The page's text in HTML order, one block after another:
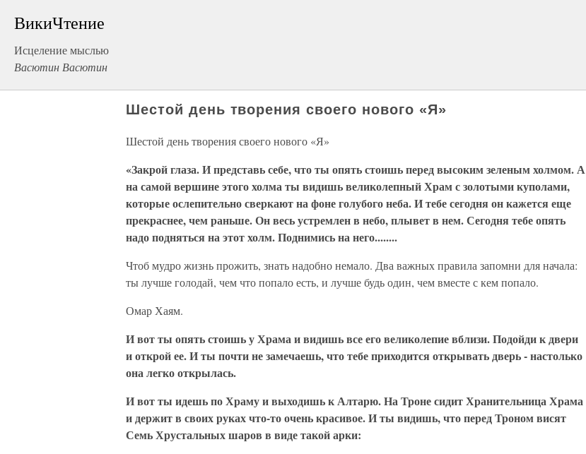
ВикиЧтение
Исцеление мыслью
Васютин Васютин
Шестой день творения своего нового «Я»
Шестой день творения своего нового «Я»
«Закрой глаза. И представь себе, что ты опять стоишь перед высоким зеленым холмом. А
на самой вершине этого холма ты видишь великолепный Храм с золотыми куполами,
которые ослепительно сверкают на фоне голубого неба. И тебе сегодня он кажется еще
прекраснее, чем раньше. Он весь устремлен в небо, плывет в нем. Сегодня тебе опять
надо подняться на этот холм. Поднимись на него........
Чтоб мудро жизнь прожить, знать надобно немало. Два важных правила запомни для начала:
ты лучше голодай, чем что попало есть, и лучше будь один, чем вместе с кем попало.
Омар Хаям.
И вот ты опять стоишь у Храма и видишь все его великолепие вблизи. Подойди к двери
и открой ее. И ты почти не замечаешь, что тебе приходится открывать дверь - настолько
она легко открылась.
И вот ты идешь по Храму и выходишь к Алтарю. На Троне сидит Хранительница Храма
и держит в своих руках что-то очень красивое. И ты видишь, что перед Троном висят
Семь Хрустальных шаров в виде такой арки: